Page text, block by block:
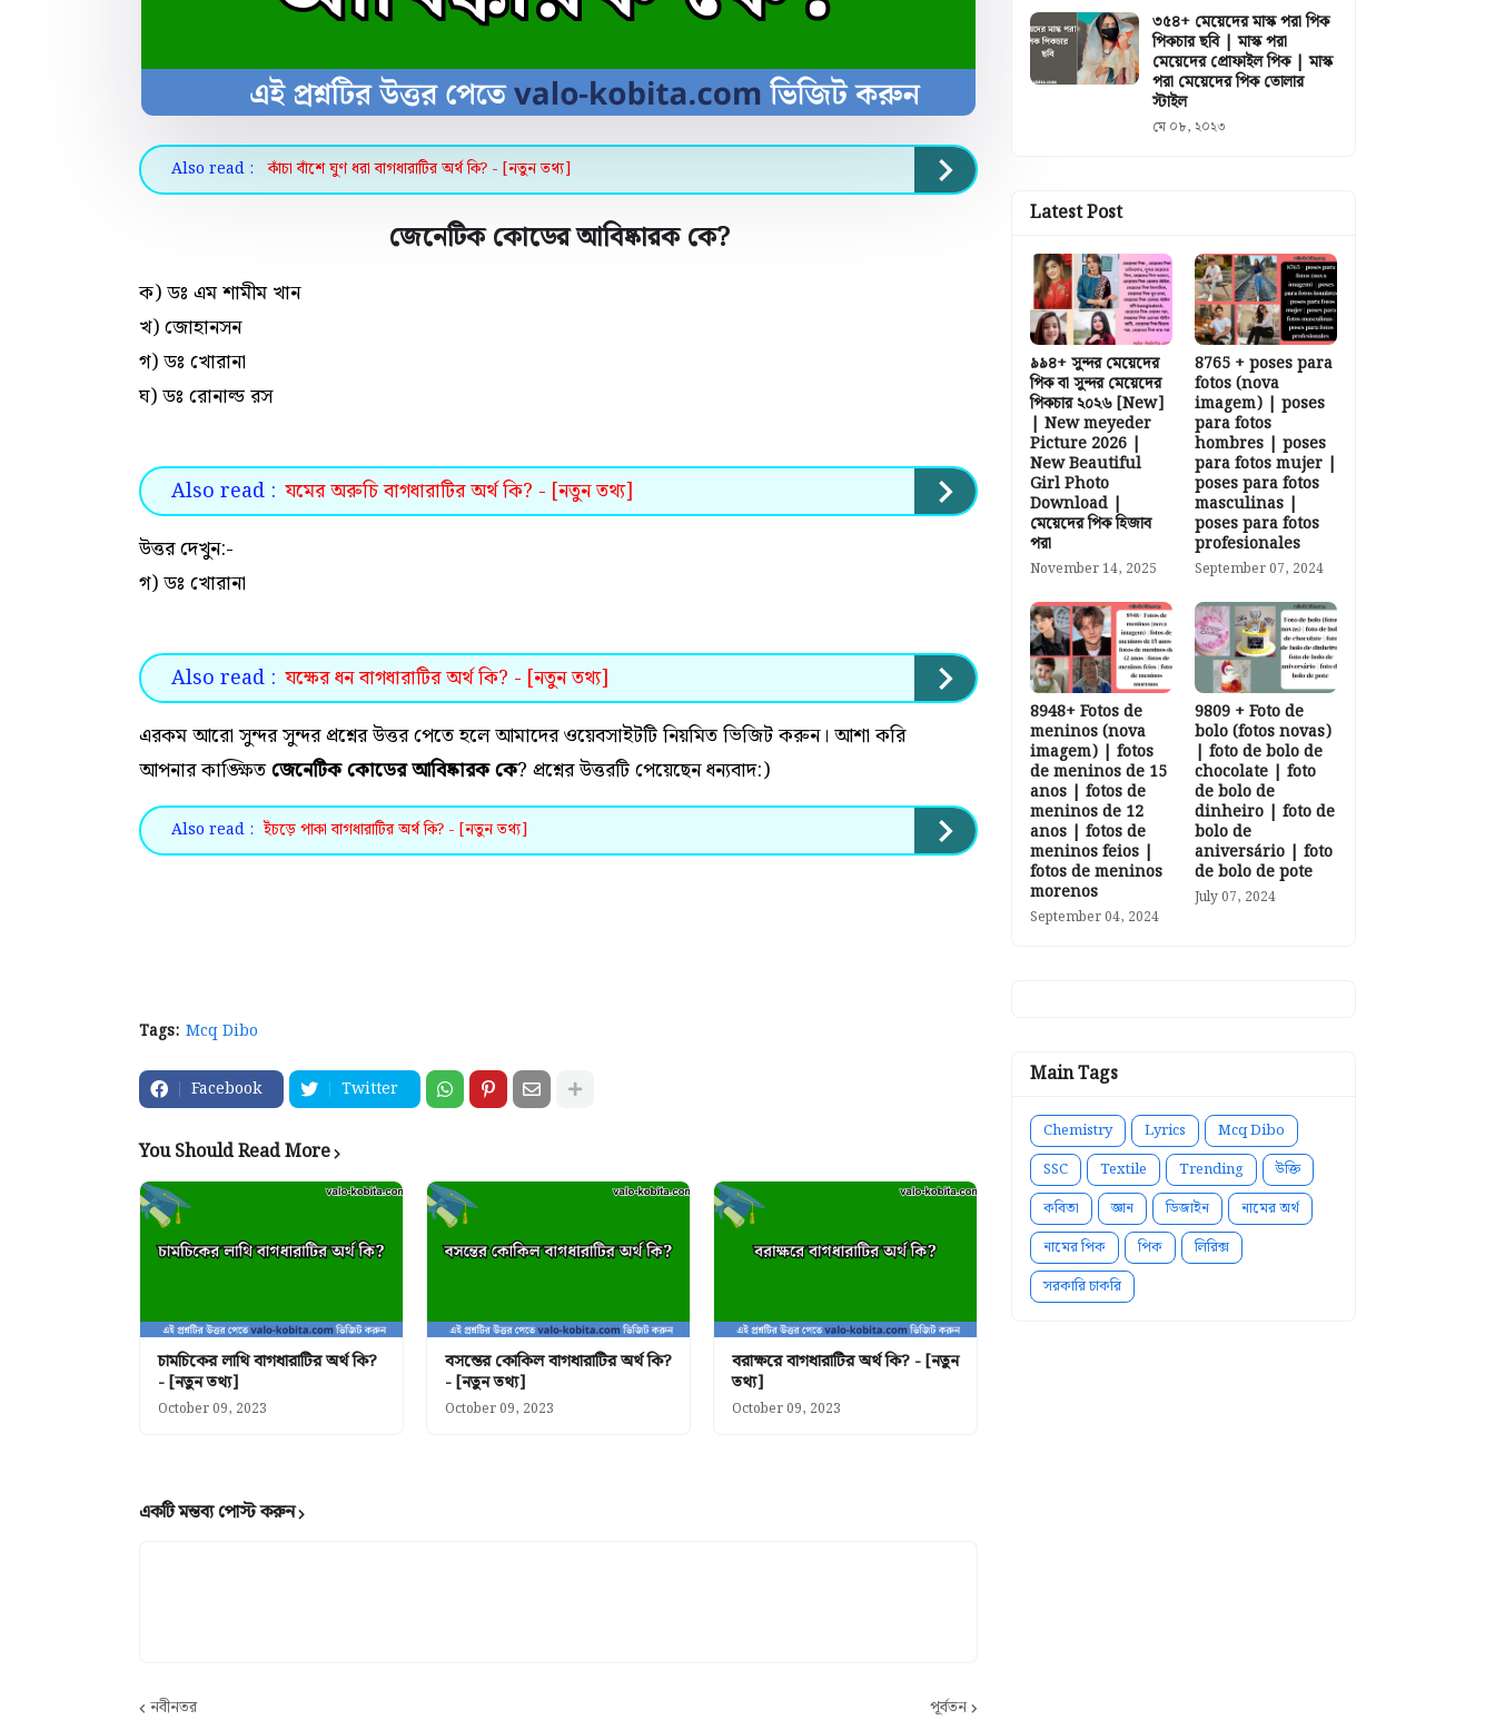
Also read : কাঁচা বাঁশে ঘুণ ধরা বাগধারাটির অর্থ কি? - [নতুন তথ্য]
জেনেটিক কোডের আবিষ্কারক কে?
ক) ডঃ এম শামীম খান
খ) জোহানসন
গ) ডঃ খোরানা
ঘ) ডঃ রোনাল্ড রস
Also read : যমের অরুচি বাগধারাটির অর্থ কি? - [নতুন তথ্য]
উত্তর দেখুন:-
গ) ডঃ খোরানা
Also read : যক্ষের ধন বাগধারাটির অর্থ কি? - [নতুন তথ্য]
এরকম আরো সুন্দর সুন্দর প্রশ্নের উত্তর পেতে হলে আমাদের ওয়েবসাইটটি নিয়মিত ভিজিট করুন। আশা করি
আপনার কাঙ্ক্ষিতজেনেটিক কোডের আবিষ্কারক কে? প্রশ্নের উত্তরটি পেয়েছেন ধন্যবাদ:)
Also read : ইঁচড়ে পাকা বাগধারাটির অর্থ কি? - [নতুন তথ্য]
Tags: Mcq Dibo
Facebook Twitter
You Should Read More
চামচিকের লাথি বাগধারাটির অর্থ কি?
- [নতুন তথ্য]
October 09, 2023
বসন্তের কোকিল বাগধারাটির অর্থ কি?
- [নতুন তথ্য]
October 09, 2023
বরাক্ষরে বাগধারাটির অর্থ কি? - [নতুন
তথ্য]
October 09, 2023
একটি মন্তব্য পোস্ট করুন
নবীনতর পূর্বতন
৩৫৪+ মেয়েদের মাস্ক পরা পিক
পিকচার ছবি | মাস্ক পরা
মেয়েদের প্রোফাইল পিক | মাস্ক
পরা মেয়েদের পিক তোলার
স্টাইল
মে ০৮, ২০২৩
Latest Post
৯৯৪+ সুন্দর মেয়েদের
পিক বা সুন্দর মেয়েদের
পিকচার ২০২৬ [New]
| New meyeder
Picture 2026 |
New Beautiful
Girl Photo
Download |
মেয়েদের পিক হিজাব
পরা
November 14, 2025
8765 + poses para
fotos (nova
imagem) | poses
para fotos
hombres | poses
para fotos mujer |
poses para fotos
masculinas |
poses para fotos
profesionales
September 07, 2024
8948+ Fotos de
meninos (nova
imagem) | fotos
de meninos de 15
anos | fotos de
meninos de 12
anos | fotos de
meninos feios |
fotos de meninos
morenos
September 04, 2024
9809 + Foto de
bolo (fotos novas)
| foto de bolo de
chocolate | foto
de bolo de
dinheiro | foto de
bolo de
aniversário | foto
de bolo de pote
July 07, 2024
Main Tags
Chemistry Lyrics
Mcq Dibo
SSC
Textile Trending
উক্তি
কবিতা
জ্ঞান ডিজাইন
নামের অর্থ
নামের পিক
পিক
লিরিক্স
সরকারি চাকরি